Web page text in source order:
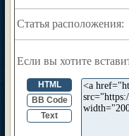
Статья расположения:
Если вы хотите
HTML
BB Code
Text